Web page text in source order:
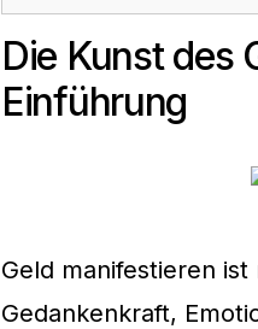
Die Kunst des
Einführung
Geld manifestieren
Gedankenkraft,